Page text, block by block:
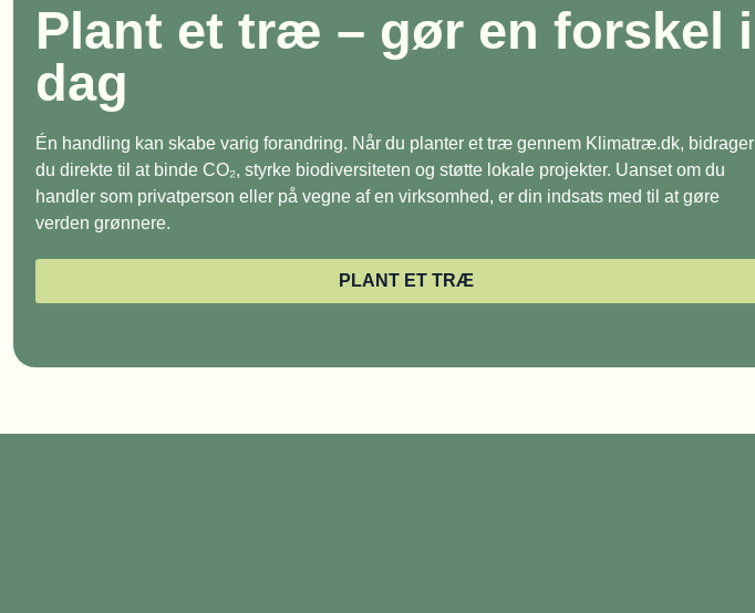
Plant et træ – gør en forskel i
dag
Én handling kan skabe varig forandring. Når du planter et træ gennem Klimatræ.dk, bidrager
du direkte til at binde CO₂, styrke biodiversiteten og støtte lokale projekter. Uanset om du
handler som privatperson eller på vegne af en virksomhed, er din indsats med til at gøre
verden grønnere.
PLANT ET TRÆ